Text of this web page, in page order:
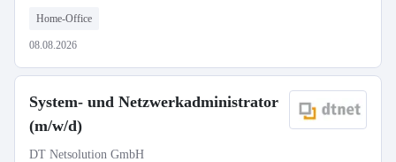
Home-Office
08.08.2026
System- und Netzwerkadministrator
(m/w/d)
DT Netsolution GmbH